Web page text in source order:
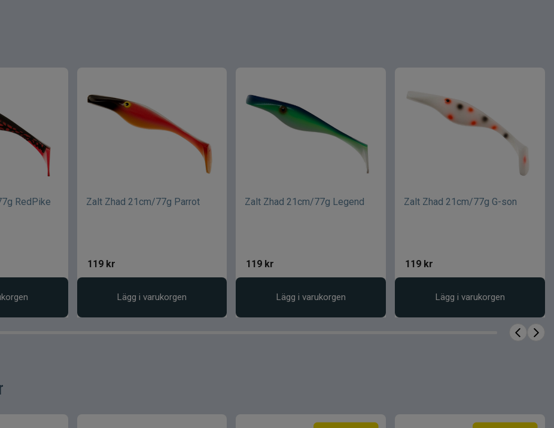
RedPike Zalt Zhad 21cm/77g Parrot
119 kr
Lägg i varukorgen
Zalt Zhad 21cm/77g Legend
119 kr
Lägg i varukorgen
Zalt Zhad 21cm/77g G-son
119 kr
Lägg i varukorgen